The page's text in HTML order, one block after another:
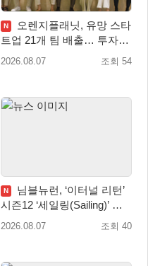
N
오렌지플래닛, 유망 스타
트업 21개 팀 배출… 투자유
치∙매출성장 성과 눈길
2026.08.07 조회 54
N
님블뉴런, ‘이터널 리턴’
시즌12 ‘세일링(Sailing)’ 프
리시즌 시작
2026.08.07 조회 40